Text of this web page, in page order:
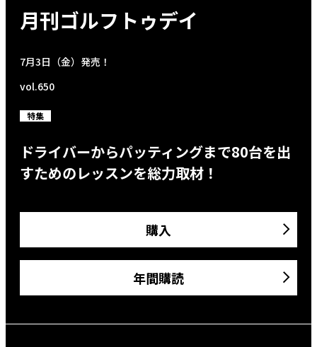
月刊ゴルフトゥデイ
7月3日（金）発売！
vol.650
特集
ドライバーからパッティングまで80台を出
すためのレッスンを総力取材！
購入
年間購読